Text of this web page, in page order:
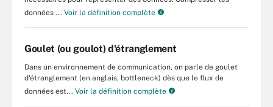
données ... Voir la définition complète
Goulet (ou goulot) d'étranglement
Dans un environnement de communication, on parle de goulet
d'étranglement (en anglais, bottleneck) dès que le flux de
données est... Voir la définition complète